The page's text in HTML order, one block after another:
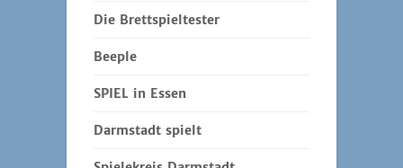
Die Brettspieltester
Beeple
SPIEL in Essen
Darmstadt spielt